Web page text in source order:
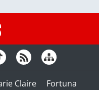
Claire
Fortuna